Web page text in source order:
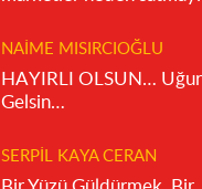
NAIME MISIRCIOĞLU
HAYIRLI OLSUN… Uğurlu
Gelsin…
SERPIL KAYA CERAN